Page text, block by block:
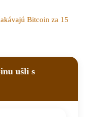
Bitcoin za 15
ušli s